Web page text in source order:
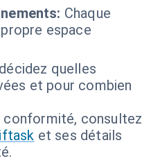
Chaque
espace
quelles
et pour combien
conformité, consultez
et ses détails